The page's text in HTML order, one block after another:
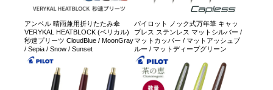
アンベル 晴雨兼用折りたたみ傘
VERYKAL HEATBLOCK (ベリカル)
秒速プリーツ CloudBlue / MoonGray
/ Sepia / Snow / Sunset
パイロット ノック式万年筆 キャッ
プレス ステンレス マットシルバー /
マットカッパー / マットアッシュブ
ルー / マットディープグリーン